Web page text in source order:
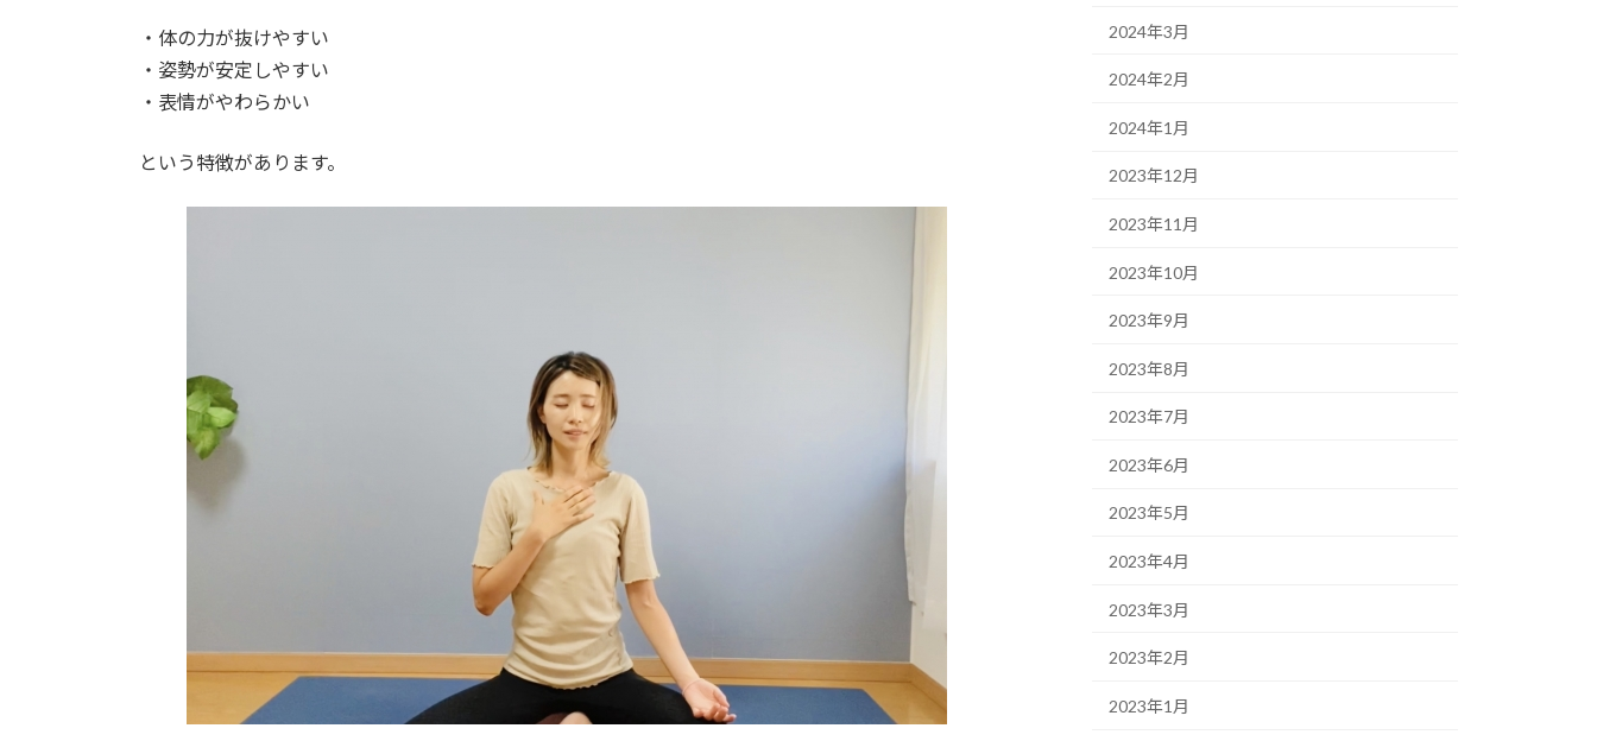
・体の力が抜けやすい
・姿勢が安定しやすい
・表情がやわらかい
という特徴があります。
2024年3月
2024年2月
2024年1月
2023年12月
2023年11月
2023年10月
2023年9月
2023年8月
2023年7月
2023年6月
2023年5月
2023年4月
2023年3月
2023年2月
2023年1月